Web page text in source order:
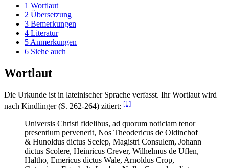
1 Wortlaut
2 Übersetzung
3 Bemerkungen
4 Literatur
5 Anmerkungen
6 Siehe auch
Wortlaut
Die Urkunde ist in lateinischer Sprache verfasst. Ihr Wortlaut wird
nach Kindlinger (S. 262-264) zitiert: [1]
Universis Christi fidelibus, ad quorum noticiam tenor
presentium pervenerit, Nos Theodericus de Oldinchof
& Hunoldus dictus Scelep, Magistri Consulem, Johann
dictus Scolere, Heinricus Crever, Wilhelmus de Uflen,
Haltho, Emericus dictus Wale, Arnoldus Crop,